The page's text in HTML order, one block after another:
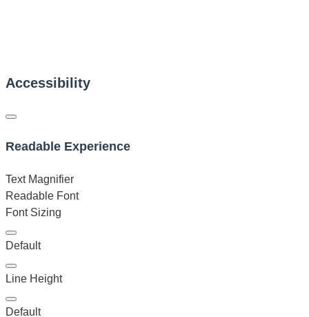
Accessibility
Readable Experience
Text Magnifier
Readable Font
Font Sizing
Default
Line Height
Default